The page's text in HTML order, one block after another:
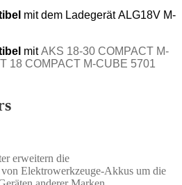
mit dem LadegerätALG18V M-
mitAKS 18-30 COMPACT M-
18 COMPACT M-CUBE 5701
erweitern die
Elektrowerkzeuge-Akkus um die